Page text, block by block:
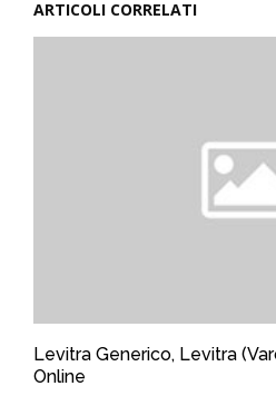
ARTICOLI CORRELATI
Levitra Generico, Levitra
Online